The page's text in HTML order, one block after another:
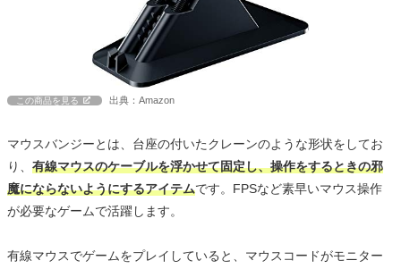
この商品を見る 出典：Amazon
マウスバンジーとは、台座の付いたクレーンのような形状をしてお
り、 有線マウスのケーブルを浮かせて固定し、操作をするときの邪
魔にならないようにするアイテムです。FPSなど素早いマウス操作
が必要なゲームで活躍します。
有線マウスでゲームをプレイしていると、マウスコードがモニター